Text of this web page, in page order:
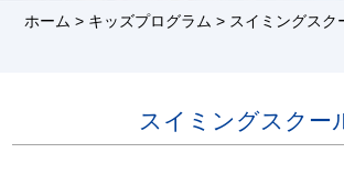
ホーム > キッズプログラム > スイミングスク
スイミングスクー